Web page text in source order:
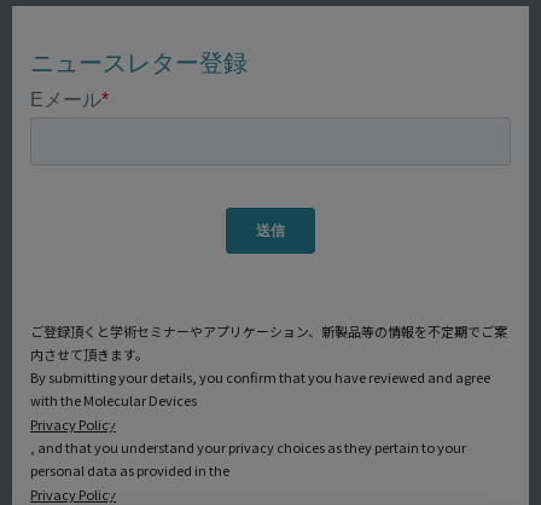
ご登録頂くと学術セミナーやアプリケーション、新製品等の情報を不定期でご案
内させて頂きます。
By submitting your details, you confirm that you have reviewed and agree
with the Molecular Devices
Privacy Policy
, and that you understand your privacy choices as they pertain to your
personal data as provided in the
Privacy Policy